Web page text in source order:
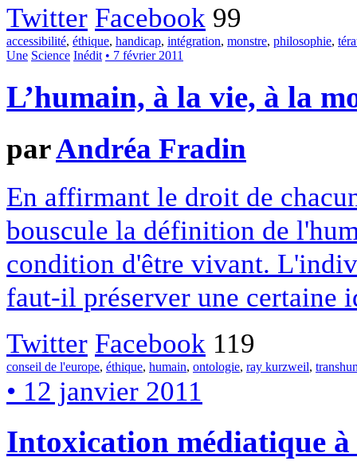
Twitter Facebook 99
accessibilité, éthique, handicap, intégration, monstre, philosophie,
Une Science Inédit • 7 février 2011
L’humain, à la vie, à la
parAndréa Fradin
En affirmant le droit de
bouscule la définition de
condition d'être vivant.
faut-il préserver une certaine
Twitter Facebook 119
conseil de l'europe, éthique, humain, ontologie, ray kurzweil,
• 12 janvier 2011
Intoxication médiatique à